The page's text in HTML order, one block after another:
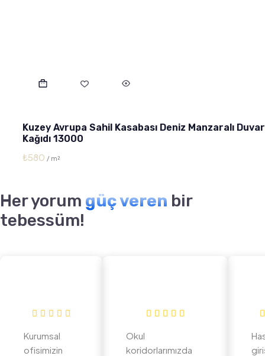
Kuzey Avrupa Sahil Kasabası Deniz Manzaralı Duvar
Kağıdı 13000
₺580
Her yorum güç veren bir
tebessüm!
Kurumsal
ofisimizin
Okul
koridorlarımızda